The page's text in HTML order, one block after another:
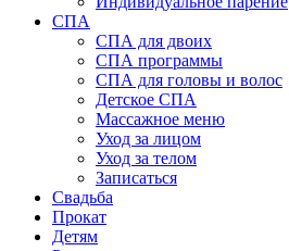
СПА
СПА для двоих
СПА программы
СПА для головы и волос
Детское СПА
Массажное меню
Уход за лицом
Уход за телом
Записаться
Свадьба
Прокат
Детям